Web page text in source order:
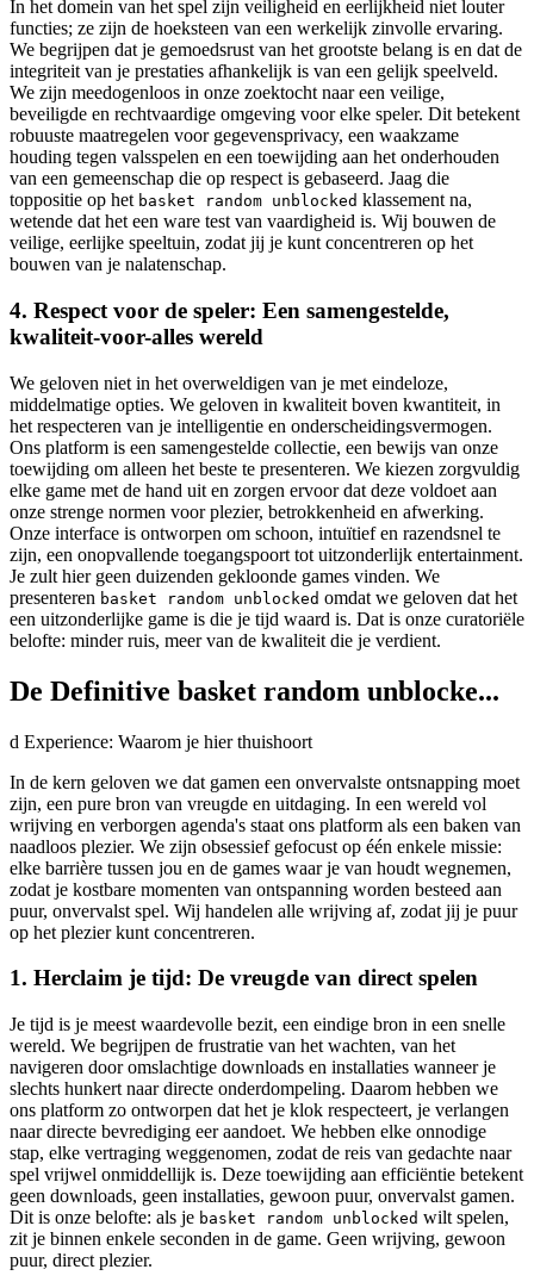
In het domein van het spel zijn veiligheid en eerlijkheid niet louter
functies; ze zijn de hoeksteen van een werkelijk zinvolle ervaring.
We begrijpen dat je gemoedsrust van het grootste belang is en dat de
integriteit van je prestaties afhankelijk is van een gelijk speelveld.
We zijn meedogenloos in onze zoektocht naar een veilige,
beveiligde en rechtvaardige omgeving voor elke speler. Dit betekent
robuuste maatregelen voor gegevensprivacy, een waakzame
houding tegen valsspelen en een toewijding aan het onderhouden
van een gemeenschap die op respect is gebaseerd. Jaag die
toppositie op het basket random unblocked klassement na,
wetende dat het een ware test van vaardigheid is. Wij bouwen de
veilige, eerlijke speeltuin, zodat jij je kunt concentreren op het
bouwen van je nalatenschap.
4. Respect voor de speler: Een samengestelde,
kwaliteit-voor-alles wereld
We geloven niet in het overweldigen van je met eindeloze,
middelmatige opties. We geloven in kwaliteit boven kwantiteit, in
het respecteren van je intelligentie en onderscheidingsvermogen.
Ons platform is een samengestelde collectie, een bewijs van onze
toewijding om alleen het beste te presenteren. We kiezen zorgvuldig
elke game met de hand uit en zorgen ervoor dat deze voldoet aan
onze strenge normen voor plezier, betrokkenheid en afwerking.
Onze interface is ontworpen om schoon, intuïtief en razendsnel te
zijn, een onopvallende toegangspoort tot uitzonderlijk entertainment.
Je zult hier geen duizenden gekloonde games vinden. We
presenteren basket random unblocked omdat we geloven dat het
een uitzonderlijke game is die je tijd waard is. Dat is onze curatoriële
belofte: minder ruis, meer van de kwaliteit die je verdient.
De Definitive basket random unblocke...
d Experience: Waarom je hier thuishoort
In de kern geloven we dat gamen een onvervalste ontsnapping moet
zijn, een pure bron van vreugde en uitdaging. In een wereld vol
wrijving en verborgen agenda's staat ons platform als een baken van
naadloos plezier. We zijn obsessief gefocust op één enkele missie:
elke barrière tussen jou en de games waar je van houdt wegnemen,
zodat je kostbare momenten van ontspanning worden besteed aan
puur, onvervalst spel. Wij handelen alle wrijving af, zodat jij je puur
op het plezier kunt concentreren.
1. Herclaim je tijd: De vreugde van direct spelen
Je tijd is je meest waardevolle bezit, een eindige bron in een snelle
wereld. We begrijpen de frustratie van het wachten, van het
navigeren door omslachtige downloads en installaties wanneer je
slechts hunkert naar directe onderdompeling. Daarom hebben we
ons platform zo ontworpen dat het je klok respecteert, je verlangen
naar directe bevrediging eer aandoet. We hebben elke onnodige
stap, elke vertraging weggenomen, zodat de reis van gedachte naar
spel vrijwel onmiddellijk is. Deze toewijding aan efficiëntie betekent
geen downloads, geen installaties, gewoon puur, onvervalst gamen.
Dit is onze belofte: als je basket random unblocked wilt spelen,
zit je binnen enkele seconden in de game. Geen wrijving, gewoon
puur, direct plezier.